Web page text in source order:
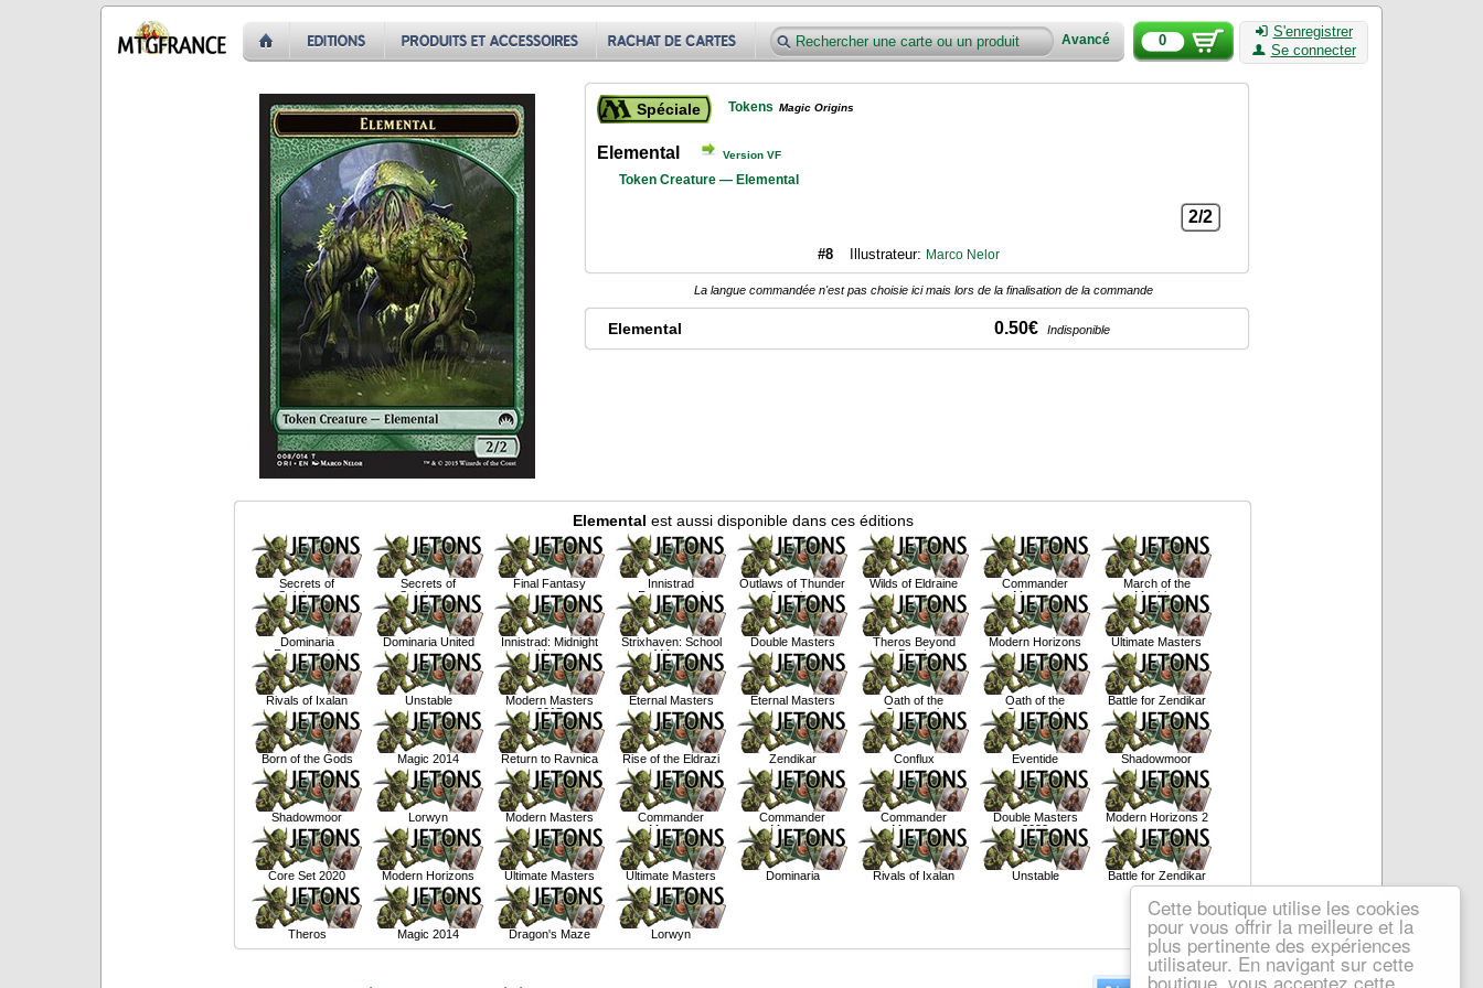
Cette boutique utilise les cookies
pour vous offrir la meilleure et la
plus pertinente des expériences
utilisateur. En navigant sur cette
boutique, vous acceptez cette
Avancé 0
S'enregistrer
Se connecter
Spéciale Tokens Magic Origins
Elemental Version VF
Token Creature — Elemental
2/2
#8 Illustrateur: Marco Nelor
La langue commandée n'est pas choisie ici mais lors de la finalisation de la commande
Elemental 0.50€ Indisponible
Elemental est aussi disponible dans ces éditions
Secrets of
Strixhaven
Secrets of
Strixhaven
Final Fantasy
Innistrad
Remastered
Outlaws of Thunder
Junction
Wilds of Eldraine
Commander
Masters
March of the
Machine
Dominaria
Remastered
Dominaria United
Innistrad: Midnight
Hunt
Strixhaven: School
of Mages
Double Masters
Theros Beyond
Death
Modern Horizons Ultimate Masters
Rivals of Ixalan Unstable
Modern Masters
2017
Eternal Masters Eternal Masters
Oath of the
Gatewatch
Oath of the
Gatewatch
Battle for Zendikar
Born of the Gods Magic 2014 Return to Ravnica Rise of the Eldrazi Zendikar Conflux Eventide Shadowmoor
Shadowmoor Lorwyn Modern Masters
Commander
Masters
Commander
Masters
Commander
Masters
Double Masters
2022
Modern Horizons 2
Core Set 2020 Modern Horizons Ultimate Masters Ultimate Masters Dominaria Rivals of Ixalan Unstable Battle for Zendikar
Theros Magic 2014 Dragon's Maze Lorwyn